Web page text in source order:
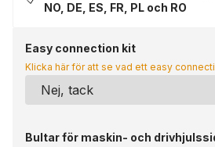
NO, DE, ES, FR, PL och RO
Easy connection kit
Klicka här för att se vad ett easy
Bultar för maskin- och